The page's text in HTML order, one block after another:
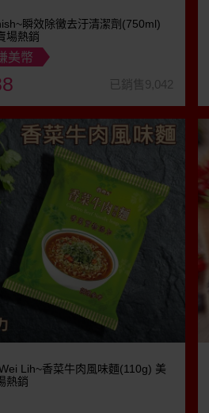
瞬效除黴去汙清潔劑(750ml)
場熱銷
美幣
已銷售9,042
Lih~香菜牛肉風味麵(110g) 美
熱銷